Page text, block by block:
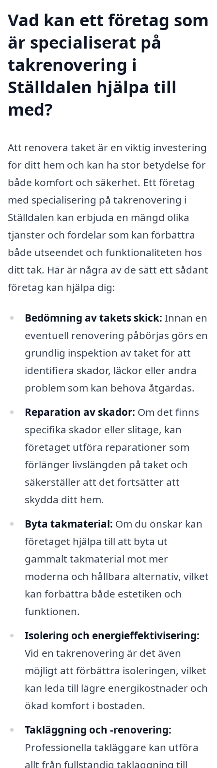
Vad kan ett företag som
är specialiserat på
takrenovering i
Ställdalen hjälpa till
med?
Att renovera taket är en viktig investering
för ditt hem och kan ha stor betydelse för
både komfort och säkerhet. Ett företag
med specialisering på takrenovering i
Ställdalen kan erbjuda en mängd olika
tjänster och fördelar som kan förbättra
både utseendet och funktionaliteten hos
ditt tak. Här är några av de sätt ett sådant
företag kan hjälpa dig:
Bedömning av takets skick: Innan en
eventuell renovering påbörjas görs en
grundlig inspektion av taket för att
identifiera skador, läckor eller andra
problem som kan behöva åtgärdas.
Reparation av skador: Om det finns
specifika skador eller slitage, kan
företaget utföra reparationer som
förlänger livslängden på taket och
säkerställer att det fortsätter att
skydda ditt hem.
Byta takmaterial: Om du önskar kan
företaget hjälpa till att byta ut
gammalt takmaterial mot mer
moderna och hållbara alternativ, vilket
kan förbättra både estetiken och
funktionen.
Isolering och energieffektivisering:
Vid en takrenovering är det även
möjligt att förbättra isoleringen, vilket
kan leda till lägre energikostnader och
ökad komfort i bostaden.
Takläggning och -renovering:
Professionella takläggare kan utföra
allt från fullständig takläggning till